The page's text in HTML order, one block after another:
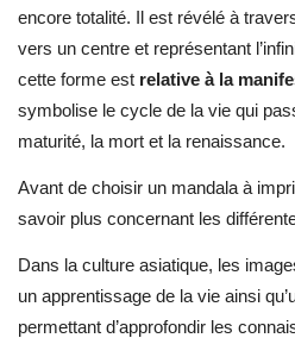
encore totalité. Il est révélé à
vers un centre et représentant
cette forme est relative à la
symbolise le cycle de la vie qui
maturité, la mort et la renaissance.
Avant de choisir un mandala à
savoir plus concernant les
Dans la culture asiatique, les
un apprentissage de la vie ainsi
permettant d’approfondir les